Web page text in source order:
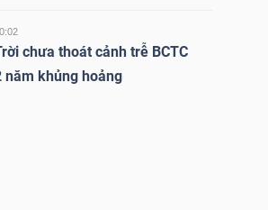
chưa thoát cảnh trễ BCTC
năm khủng hoảng